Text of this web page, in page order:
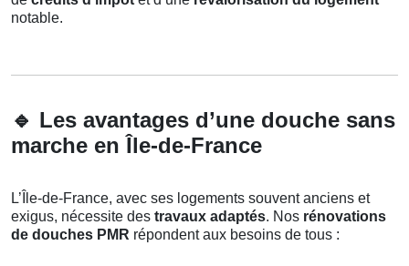
notable.
🔹 Les avantages d’une douche sans
marche en Île-de-France
L’Île-de-France, avec ses logements souvent anciens et
exigus, nécessite des travaux adaptés. Nos rénovations
de douches PMR répondent aux besoins de tous :